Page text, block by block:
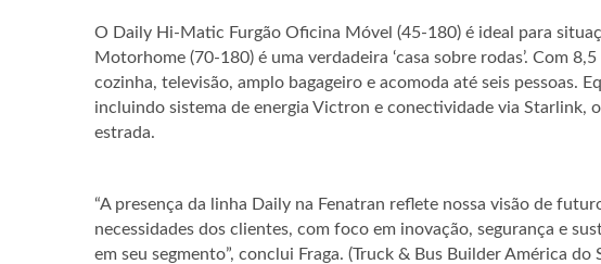
O Daily Hi-Matic Furgão Oficina Móvel (45-180) é ideal para
Motorhome (70-180) é uma verdadeira ‘casa sobre rodas’. Com
cozinha, televisão, amplo bagageiro e acomoda até seis pessoas.
incluindo sistema de energia Victron e conectividade via Starlink,
estrada.
“A presença da linha Daily na Fenatran reflete nossa visão de
necessidades dos clientes, com foco em inovação, segurança e
em seu segmento”, conclui Fraga. (Truck & Bus Builder América do